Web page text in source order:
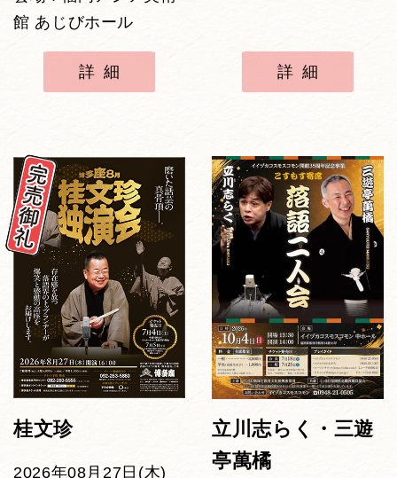
館 あじびホール
詳細 詳細
桂文珍
2026年08月27日(木)
立川志らく・三遊
亭萬橘